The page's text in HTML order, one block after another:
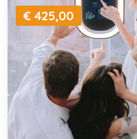
€ 425,00